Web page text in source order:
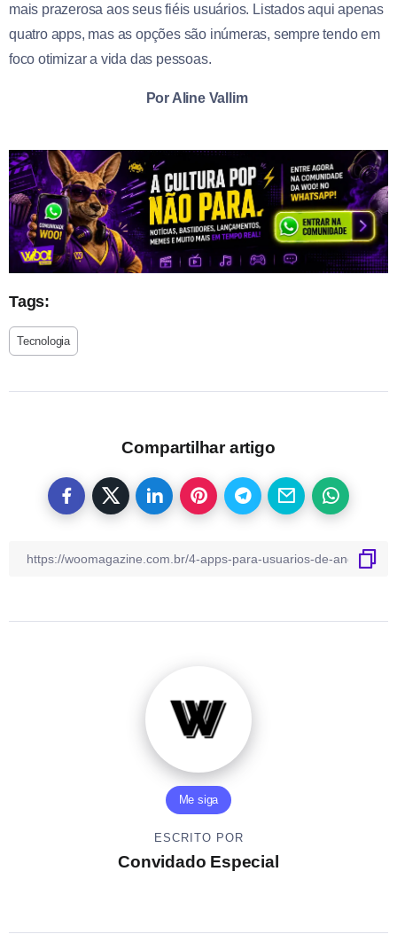
mais prazerosa aos seus fiéis usuários. Listados aqui apenas
quatro apps, mas as opções são inúmeras, sempre tendo em
foco otimizar a vida das pessoas.
Por Aline Vallim
Tags:
Tecnologia
Compartilhar artigo
Me siga
ESCRITO POR
Convidado Especial